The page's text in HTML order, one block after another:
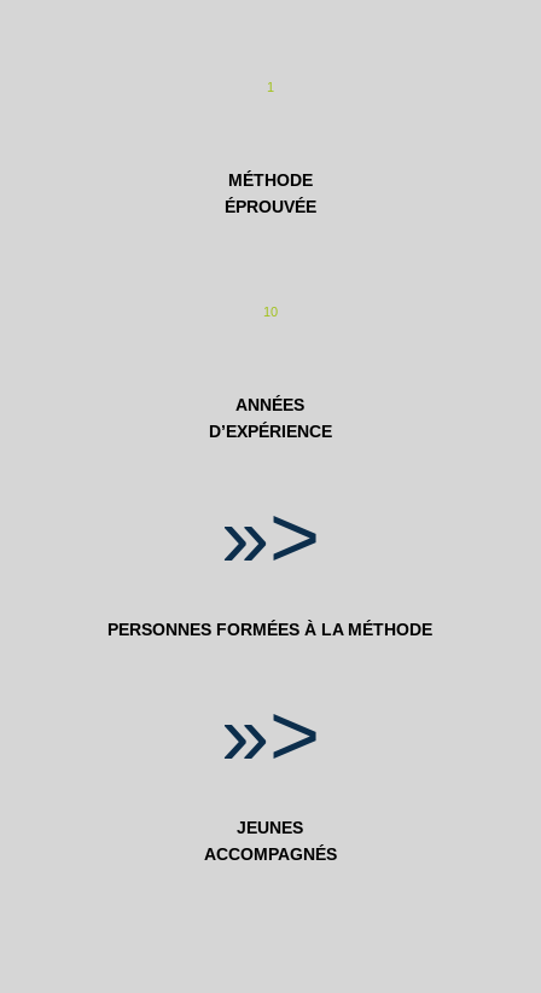
1
MÉTHODE
ÉPROUVÉE
10
ANNÉES
D’EXPÉRIENCE
»>
PERSONNES FORMÉES À LA MÉTHODE
»>
JEUNES
ACCOMPAGNÉS